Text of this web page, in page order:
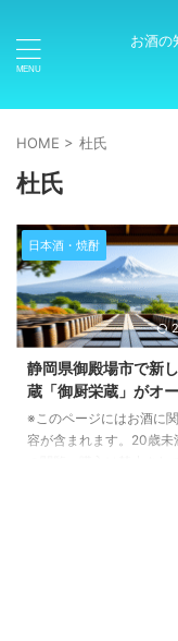
お酒の
HOME > 杜氏
杜氏
日本酒・焼酎
静岡県御殿場市で新
蔵「御厨栄蔵」がオ
※このページにはお酒に
容が含まれます。20歳未